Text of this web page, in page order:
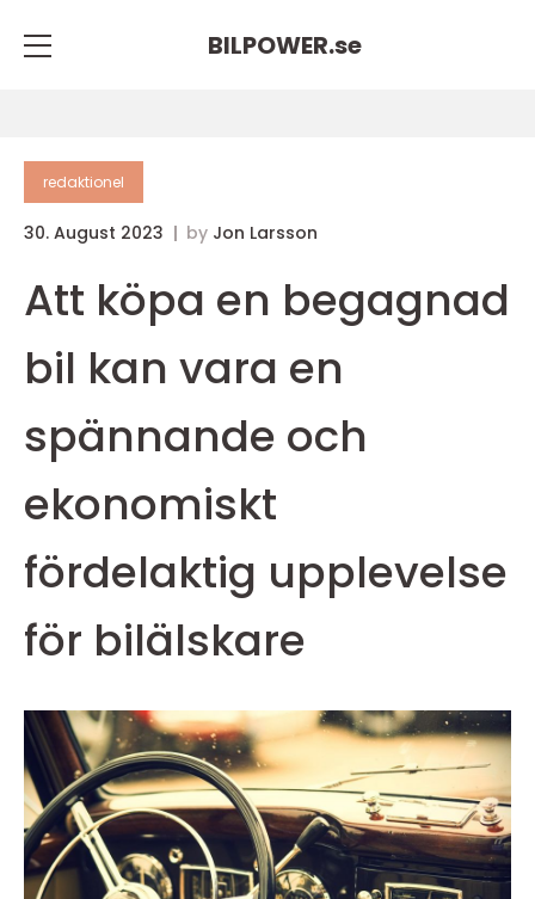
BILPOWER.se
redaktionel
30. August 2023 by Jon Larsson
Att köpa en begagnad
bil kan vara en
spännande och
ekonomiskt
fördelaktig upplevelse
för bilälskare